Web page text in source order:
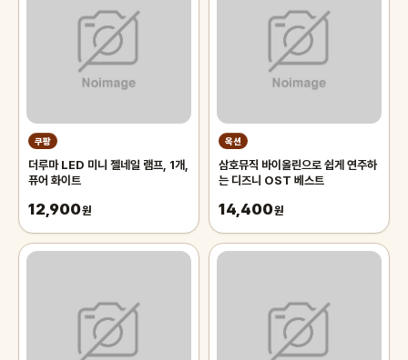
쿠팡
더루마 LED 미니 젤네일 램프, 1개,
퓨어 화이트
12,900원
옥션
삼호뮤직 바이올린으로 쉽게 연주하
는 디즈니 OST 베스트
14,400원